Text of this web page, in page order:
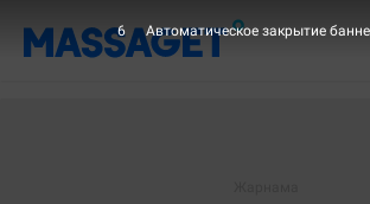
6 Автоматическое закрытие